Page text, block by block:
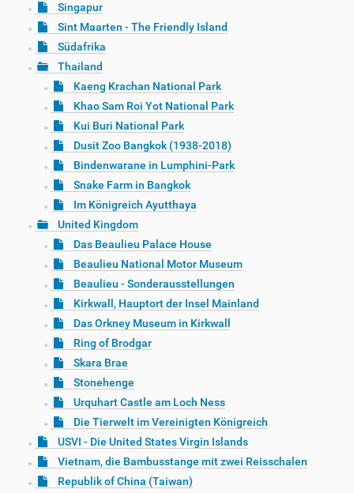
Singapur
Sint Maarten - The Friendly Island
Südafrika
Thailand
Kaeng Krachan National Park
Khao Sam Roi Yot National Park
Kui Buri National Park
Dusit Zoo Bangkok (1938-2018)
Bindenwarane in Lumphini-Park
Snake Farm in Bangkok
Im Königreich Ayutthaya
United Kingdom
Das Beaulieu Palace House
Beaulieu National Motor Museum
Beaulieu - Sonderausstellungen
Kirkwall, Hauptort der Insel Mainland
Das Orkney Museum in Kirkwall
Ring of Brodgar
Skara Brae
Stonehenge
Urquhart Castle am Loch Ness
Die Tierwelt im Vereinigten Königreich
USVI - Die United States Virgin Islands
Vietnam, die Bambusstange mit zwei Reisschalen
Republik of China (Taiwan)